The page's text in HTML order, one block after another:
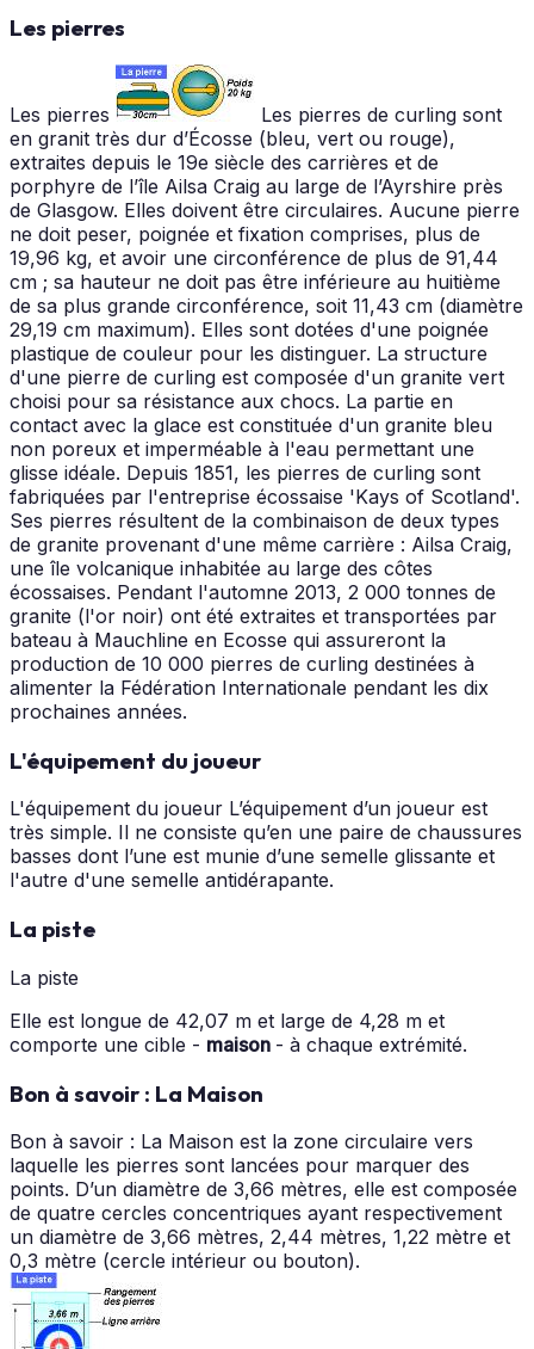
Les pierres
Les pierres
Les pierres de curling sont
en granit très dur d’Écosse (bleu, vert ou rouge),
extraites depuis le 19e siècle des carrières et de
porphyre de l’île Ailsa Craig au large de l’Ayrshire près
de Glasgow. Elles doivent être circulaires. Aucune pierre
ne doit peser, poignée et fixation comprises, plus de
19,96 kg, et avoir une circonférence de plus de 91,44
cm ; sa hauteur ne doit pas être inférieure au huitième
de sa plus grande circonférence, soit 11,43 cm (diamètre
29,19 cm maximum). Elles sont dotées d'une poignée
plastique de couleur pour les distinguer. La structure
d'une pierre de curling est composée d'un granite vert
choisi pour sa résistance aux chocs. La partie en
contact avec la glace est constituée d'un granite bleu
non poreux et imperméable à l'eau permettant une
glisse idéale. Depuis 1851, les pierres de curling sont
fabriquées par l'entreprise écossaise 'Kays of Scotland'.
Ses pierres résultent de la combinaison de deux types
de granite provenant d'une même carrière : Ailsa Craig,
une île volcanique inhabitée au large des côtes
écossaises. Pendant l'automne 2013, 2 000 tonnes de
granite (l'or noir) ont été extraites et transportées par
bateau à Mauchline en Ecosse qui assureront la
production de 10 000 pierres de curling destinées à
alimenter la Fédération Internationale pendant les dix
prochaines années.
L'équipement du joueur
L'équipement du joueur L’équipement d’un joueur est
très simple. Il ne consiste qu’en une paire de chaussures
basses dont l’une est munie d’une semelle glissante et
l'autre d'une semelle antidérapante.
La piste
La piste
Elle est longue de 42,07 m et large de 4,28 m et
comporte une cible - maison - à chaque extrémité.
Bon à savoir : La Maison
Bon à savoir : La Maison est la zone circulaire vers
laquelle les pierres sont lancées pour marquer des
points. D’un diamètre de 3,66 mètres, elle est composée
de quatre cercles concentriques ayant respectivement
un diamètre de 3,66 mètres, 2,44 mètres, 1,22 mètre et
0,3 mètre (cercle intérieur ou bouton).